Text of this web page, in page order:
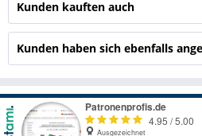
Kunden kauften auch
Kunden haben sich ebenfalls